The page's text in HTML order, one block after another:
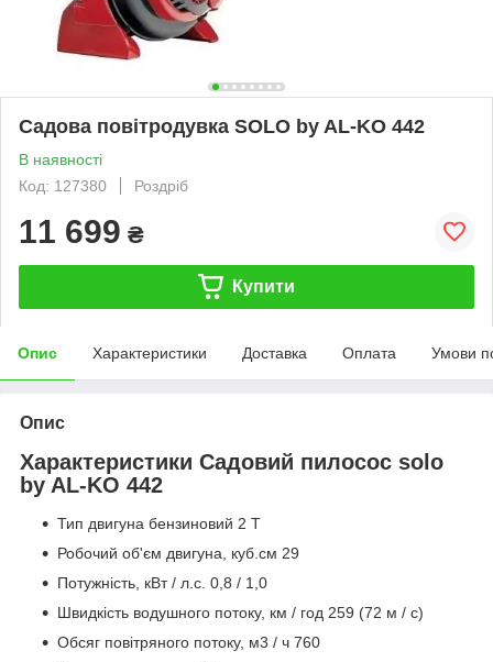
Садова повітродувка SOLO by AL-KO 442
В наявності
Код: 127380
Роздріб
11 699 ₴
Купити
Опис Характеристики Доставка Оплата Умови
Опис
Характеристики Садовий пилосос solo
by AL-KO 442
Тип двигуна бензиновий 2 T
Робочий об'єм двигуна, куб.см 29
Потужність, кВт / л.с. 0,8 / 1,0
Швидкість водушного потоку, км / год 259 (72 м / с)
Обсяг повітряного потоку, м3 / ч 760